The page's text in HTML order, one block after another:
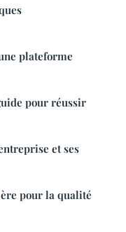
plateforme
pour réussir
et ses
pour la qualité